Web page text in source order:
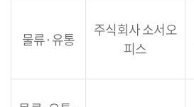
물류·유통
주식회사 소서오
피스